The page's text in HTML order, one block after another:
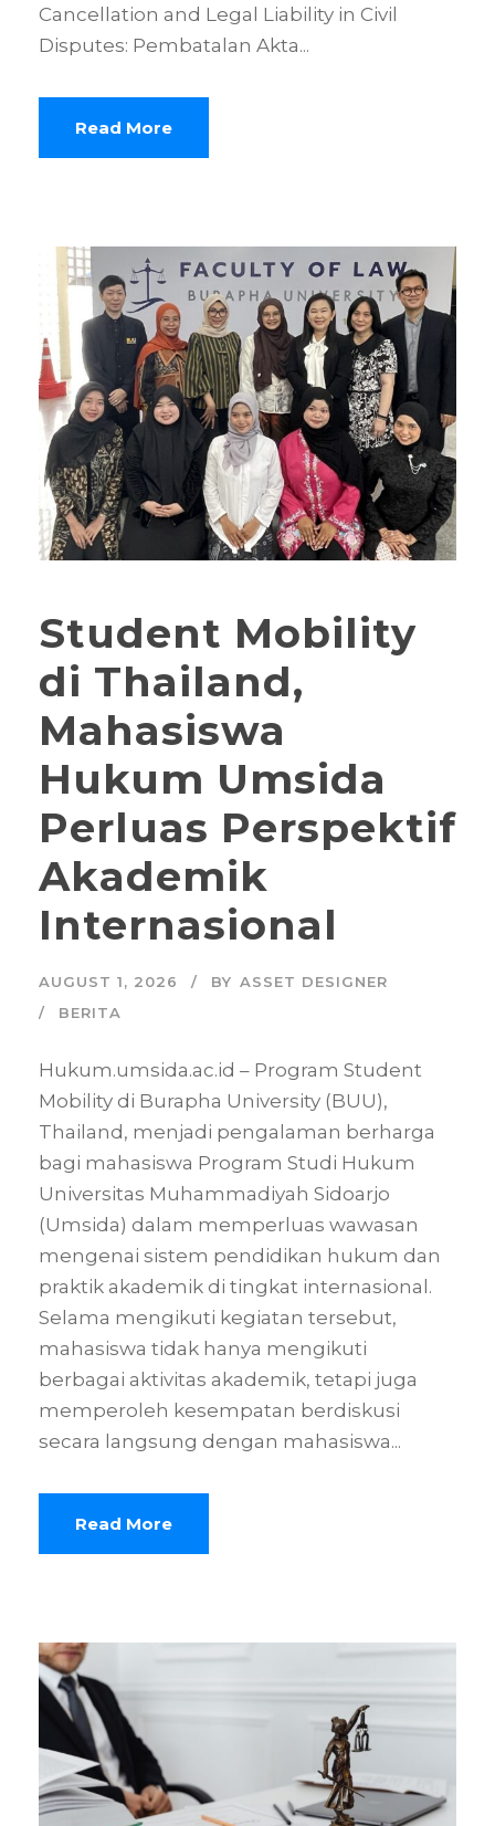
Cancellation and Legal Liability in Civil
Disputes: Pembatalan Akta...
Read More
Student Mobility
di Thailand,
Mahasiswa
Hukum Umsida
Perluas Perspektif
Akademik
Internasional
AUGUST 1, 2026 BY ASSET DESIGNER
BERITA
Hukum.umsida.ac.id – Program Student
Mobility di Burapha University (BUU),
Thailand, menjadi pengalaman berharga
bagi mahasiswa Program Studi Hukum
Universitas Muhammadiyah Sidoarjo
(Umsida) dalam memperluas wawasan
mengenai sistem pendidikan hukum dan
praktik akademik di tingkat internasional.
Selama mengikuti kegiatan tersebut,
mahasiswa tidak hanya mengikuti
berbagai aktivitas akademik, tetapi juga
memperoleh kesempatan berdiskusi
secara langsung dengan mahasiswa...
Read More